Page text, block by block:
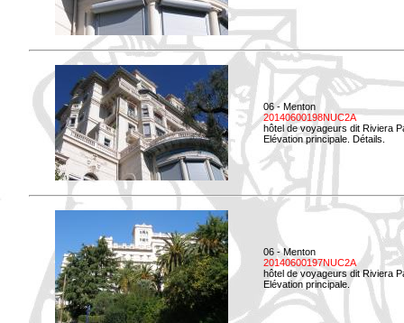
06 - Menton
20140600198NUC2A
hôtel de voyageurs dit Riviera
Elévation principale. Détails.
06 - Menton
20140600197NUC2A
hôtel de voyageurs dit Riviera
Elévation principale.